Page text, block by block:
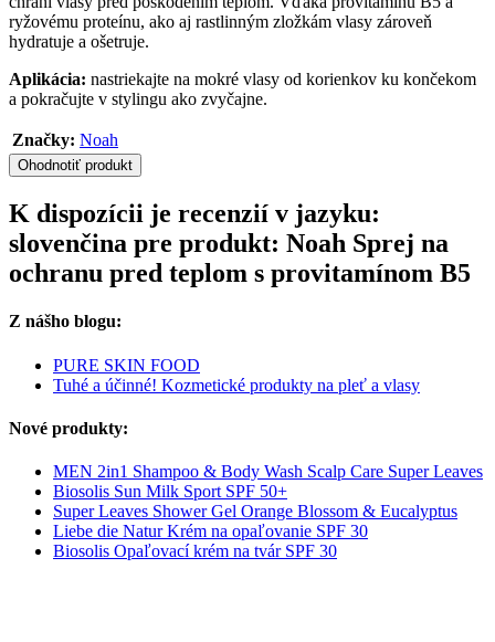
ryžovému proteínu, ako aj rastlinným zložkám vlasy zároveň
hydratuje a ošetruje.
Aplikácia: nastriekajte na mokré vlasy od korienkov ku končekom
a pokračujte v stylingu ako zvyčajne.
Značky: Noah
Ohodnotiť produkt
K dispozícii je recenzií v jazyku:
slovenčina pre produkt: Noah Sprej na
ochranu pred teplom s provitamínom B5
Z nášho blogu:
PURE SKIN FOOD
Tuhé a účinné! Kozmetické produkty na pleť a vlasy
Nové produkty:
MEN 2in1 Shampoo & Body Wash Scalp Care Super Leaves
Biosolis Sun Milk Sport SPF 50+
Super Leaves Shower Gel Orange Blossom & Eucalyptus
Liebe die Natur Krém na opaľovanie SPF 30
Biosolis Opaľovací krém na tvár SPF 30